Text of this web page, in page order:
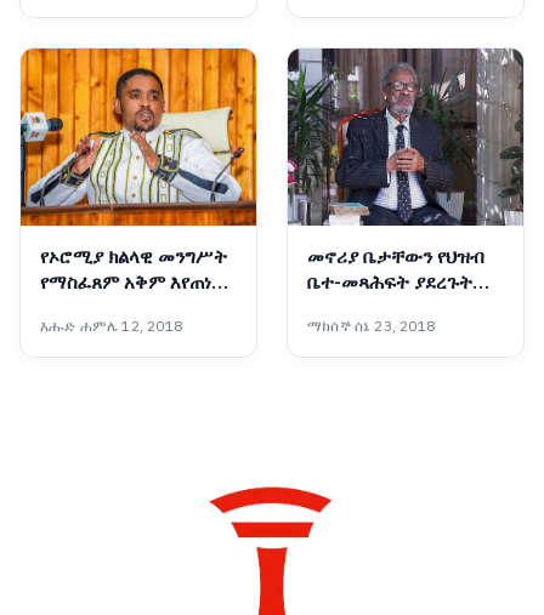
የኦሮሚያ ክልላዊ መንግሥት
የማስፈጸም አቅም እየጠነከረ
አብዲሳ
እሑድ ሐምሌ 12, 2018
መኖሪያ ቤታቸውን የህዝብ
ቤተ-መጻሕፍት ያደረጉት
ማክሰኞ ሰኔ 23, 2018